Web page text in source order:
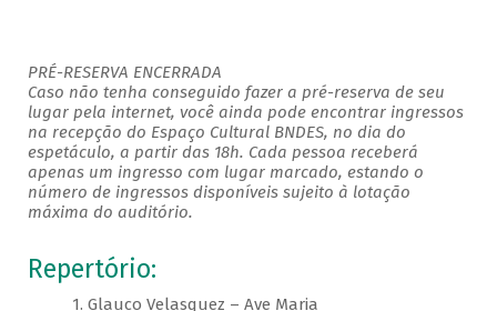
PRÉ-RESERVA ENCERRADA
Caso não tenha conseguido fazer a pré-reserva de seu
lugar pela internet, você ainda pode encontrar ingressos
na recepção do Espaço Cultural BNDES, no dia do
espetáculo, a partir das 18h. Cada pessoa receberá
apenas um ingresso com lugar marcado, estando o
número de ingressos disponíveis sujeito à lotação
máxima do auditório.
Repertório:
1. Glauco Velasquez – Ave Maria